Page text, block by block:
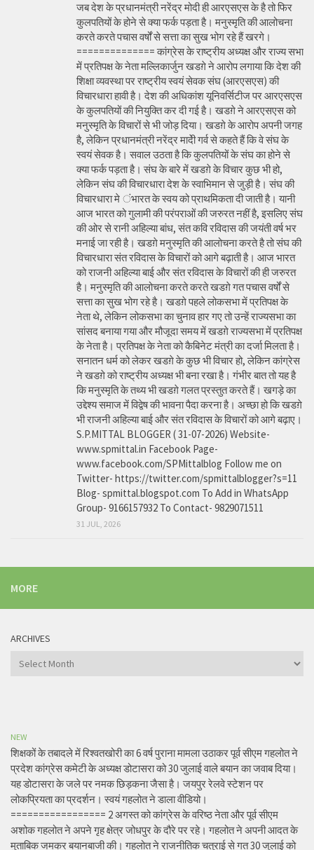
जब देश के प्रधानमंत्री नरेंद्र मोदी ही आरएसएस के है तो फिर
कुलपतियों के होने से क्या फर्क पड़ता है। मनुस्मृति की आलोचना
करते करते पचास वर्षों से सत्ता का सुख भोग रहे हैं खरगे।
============== कांग्रेस के राष्ट्रीय अध्यक्ष और राज्य सभा
में प्रतिपक्ष के नेता मल्लिकार्जुन खडग़े ने आरोप लगाया कि देश की
शिक्षा व्यवस्था पर राष्ट्रीय स्वयं सेवक संघ (आरएसएस) की
विचारधारा हावी है। देश की अधिकांश यूनिवर्सिटीज पर आरएसएस
के कुलपतियों की नियुक्ति कर दी गई है। खडग़े ने आरएसएस को
मनुस्मृति के विचारों से भी जोड़ दिया। खडग़े के आरोप अपनी जगह
है, लेकिन प्रधानमंत्री नरेंद्र मादेी गर्व से कहते हैं कि वे संघ के
स्वयं सेवक है। सवाल उठता है कि कुलपतियों के संघ का होने से
क्या फर्क पड़ता है। संघ के बारे में खडग़े के विचार कुछ भी हो,
लेकिन संघ की विचारधारा देश के स्वाभिमान से जुड़ी है। संघ की
विचारधारा मे ंभारत के स्वय को प्राथमिकता दी जाती है। यानी
आज भारत को गुलामी की परंपराओं की जरुरत नहीं है, इसलिए संघ
की ओर से रानी अहिल्या बांध, संत कवि रविदास की जयंती वर्ष भर
मनाई जा रही है। खडग़े मनुस्मृति की आलोचना करते है तो संघ की
विचारधारा संत रविदास के विचारों को आगे बढ़ाती है। आज भारत
को राजनी अहिल्या बाई और संत रविदास के विचारों की ही जरुरत
है। मनुस्मृति की आलोचना करते करते खडग़े गत पचास वर्षों से
सत्ता का सुख भोग रहे है। खडग़े पहले लोकसभा में प्रतिपक्ष के
नेता थे, लेकिन लोकसभा का चुनाव हार गए तो उन्हें राज्यसभा का
सांसद बनाया गया और मौजूदा समय में खडग़े राज्यसभा में प्रतिपक्ष
के नेता है। प्रतिपक्ष के नेता को कैबिनेट मंत्री का दर्जा मिलता है।
सनातन धर्म को लेकर खडग़े के कुछ भी विचार हो, लेकिन कांग्रेस
ने खडग़े को राष्ट्रीय अध्यक्ष भी बना रखा है। गंभीर बात तो यह है
कि मनुस्मृति के तथ्य भी खडग़े गलत प्रस्तुत करते हैं। खगड़े का
उद्देश्य समाज में विद्वेष की भावना पैदा करना है। अच्छा हो कि खडग़े
भी राजनी अहिल्या बाई और संत रविदास के विचारों को आगे बढ़ाए।
S.P.MITTAL BLOGGER ( 31-07-2026) Website-
www.spmittal.in Facebook Page-
www.facebook.com/SPMittalblog Follow me on
Twitter- https://twitter.com/spmittalblogger?s=11
Blog- spmittal.blogspot.com To Add in WhatsApp
Group- 9166157932 To Contact- 9829071511
31 JUL, 2026
MORE
ARCHIVES
Archives
NEW
शिक्षकों के तबादले में रिश्वतखोरी का 6 वर्ष पुराना मामला उठाकर पूर्व सीएम गहलोत ने
प्रदेश कांग्रेस कमेटी के अध्यक्ष डोटासरा को 30 जुलाई वाले बयान का जवाब दिया।
यह डोटासरा के जले पर नमक छिड़कना जैसा है। जयपुर रेलवे स्टेशन पर
लोकप्रियता का प्रदर्शन। स्वयं गहलोत ने डाला वीडियो।
================= 2 अगस्त को कांग्रेस के वरिष्ठ नेता और पूर्व सीएम
अशोक गहलोत ने अपने गृह क्षेत्र जोधपुर के दौरे पर रहे। गहलोत ने अपनी आदत के
मुताबिक जमकर बयानबाजी की। गहलोत ने राजनीतिक चतुराई से गत 30 जुलाई को